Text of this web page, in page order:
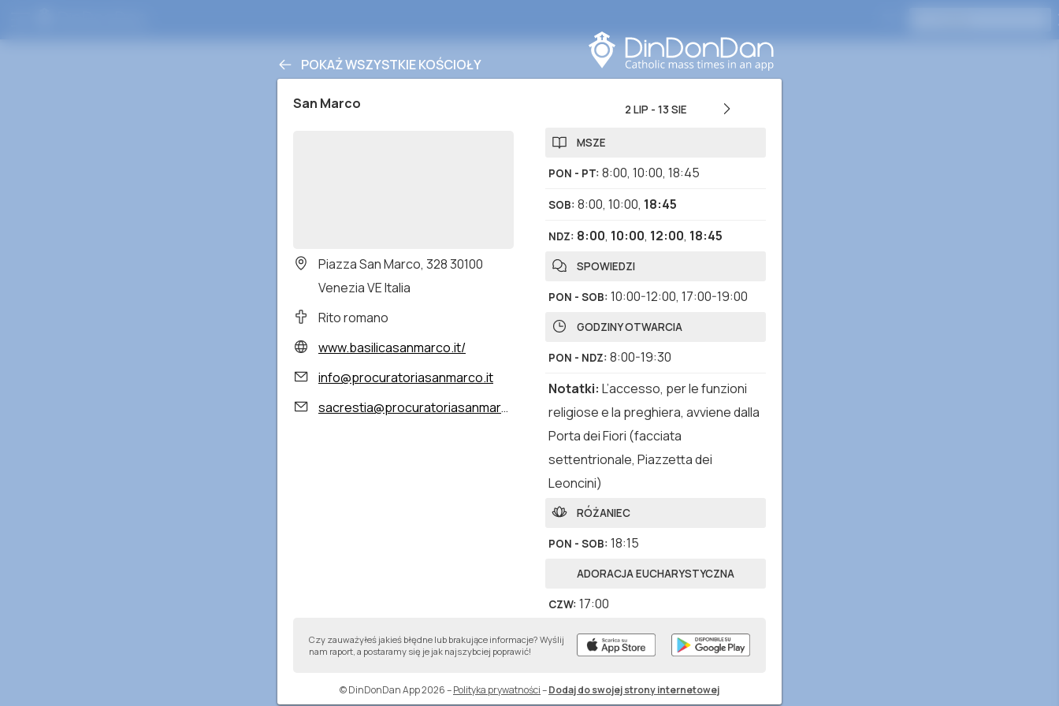
POKAŻ WSZYSTKIE KOŚCIOŁY
San Marco
Piazza San Marco, 328 30100
Venezia VE Italia
Rito romano
www.basilicasanmarco.it/
info@procuratoriasanmarco.it
sacrestia@procuratoriasanmarco.it
2 LIP - 13 SIE
MSZE
PON - PT: 8:00, 10:00, 18:45
SOB: 8:00, 10:00, 18:45
NDZ: 8:00, 10:00, 12:00, 18:45
SPOWIEDZI
PON - SOB: 10:00-12:00, 17:00-19:00
GODZINY OTWARCIA
PON - NDZ: 8:00-19:30
Notatki: L’accesso, per le funzioni
religiose e la preghiera, avviene dalla
Porta dei Fiori (facciata
settentrionale, Piazzetta dei
Leoncini)
RÓŻANIEC
PON - SOB: 18:15
ADORACJA EUCHARYSTYCZNA
CZW: 17:00
LAUDY
WIECZORNE
Czy zauważyłeś jakieś błędne lub brakujące informacje? Wyślij
nam raport, a postaramy się je jak najszybciej poprawić!
© DinDonDan App 2026–Polityka prywatności–Dodaj do swojej strony internetowej